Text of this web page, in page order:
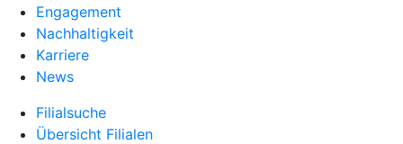
Engagement
Nachhaltigkeit
Karriere
News
Filialsuche
Übersicht Filialen